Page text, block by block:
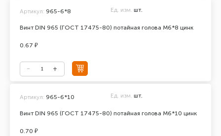
Винт DIN 965 (ГОСТ 17475-80) потайная голова М6*8 цинк
Артикул: 965-6*8 Ед. изм. шт.
0.67 ₽
Винт DIN 965 (ГОСТ 17475-80) потайная голова М6*10 цинк
Артикул: 965-6*10 Ед. изм. шт.
0.70 ₽